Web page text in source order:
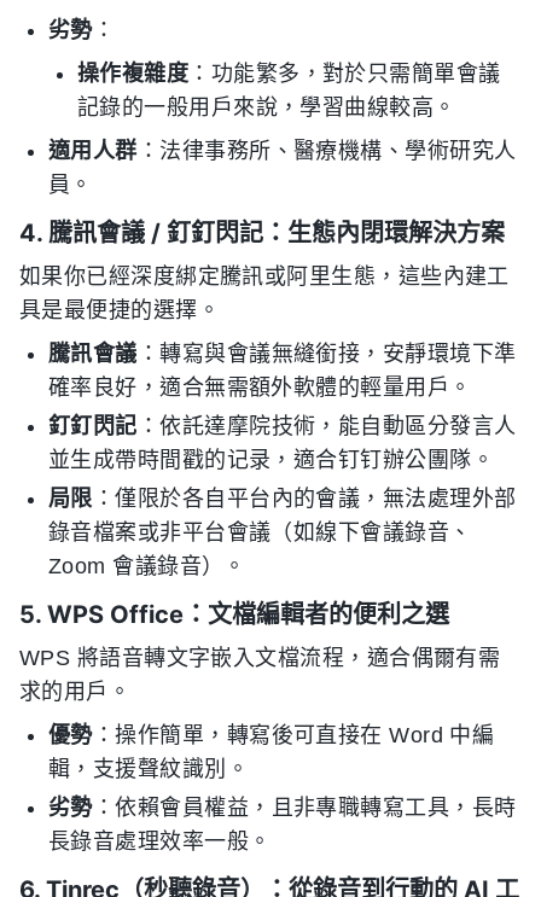
劣勢：
操作複雜度 ：功能繁多，對於只需簡單會議
記錄的一般用戶來說，學習曲線較高。
適用人群 ：法律事務所、醫療機構、學術研究人
員。
4. 騰訊會議 / 釘釘閃記：生態內閉環解決方案
如果你已經深度綁定騰訊或阿里生態，這些內建工
具是最便捷的選擇。
騰訊會議 ：轉寫與會議無縫銜接，安靜環境下準
確率良好，適合無需額外軟體的輕量用戶。
釘釘閃記 ：依託達摩院技術，能自動區分發言人
並生成帶時間戳的记录，適合钉钉辦公團隊。
局限 ：僅限於各自平台內的會議，無法處理外部
錄音檔案或非平台會議（如線下會議錄音、
Zoom 會議錄音）。
5. WPS Office：文檔編輯者的便利之選
WPS 將語音轉文字嵌入文檔流程，適合偶爾有需
求的用戶。
優勢：操作簡單，轉寫後可直接在 Word 中編
輯，支援聲紋識別。
劣勢：依賴會員權益，且非專職轉寫工具，長時
長錄音處理效率一般。
6. Tinrec（秒聽錄音）：從錄音到行動的 AI 工